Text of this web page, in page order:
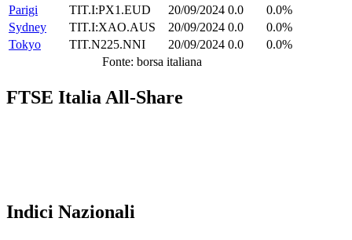
Parigi
TIT.I:PX1.EUD 20/09/2024 0.0
0.0%
Sydney
TIT.I:XAO.AUS 20/09/2024 0.0
0.0%
Tokyo
TIT.N225.NNI 20/09/2024 0.0
0.0%
Fonte: borsa italiana
FTSE Italia All-Share
Indici Nazionali